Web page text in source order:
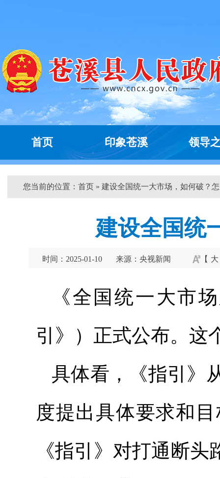
首页 印象苍溪 领导
您当前的位置： 首页 » 建设全国统一大市场，如何破？
建设全国统
时间：2025-01-10 来源：央视新闻 【 大
《全国统一大市
引》）正式公布。这
具体看，《指引》
度提出具体要求和
《指引》对打通断